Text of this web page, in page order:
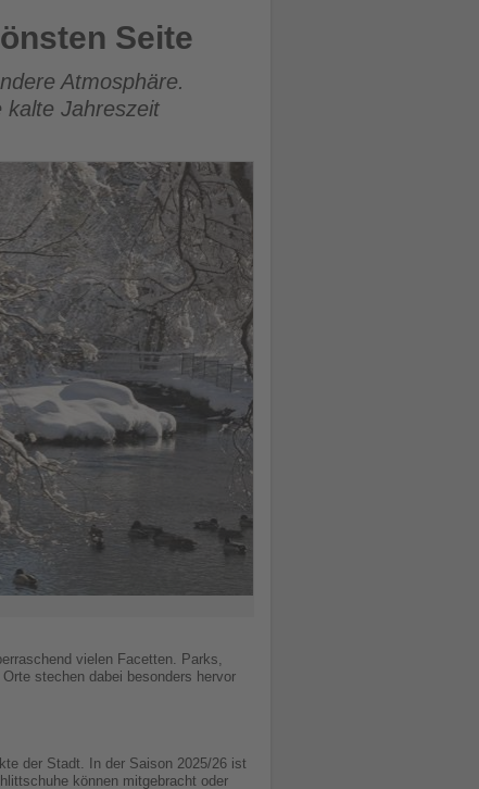
Seite
Atmosphäre.
kalte Jahreszeit
vielen Facetten. Parks,
stechen dabei besonders hervor
der Stadt. In der Saison 2025/26 ist
können mitgebracht oder